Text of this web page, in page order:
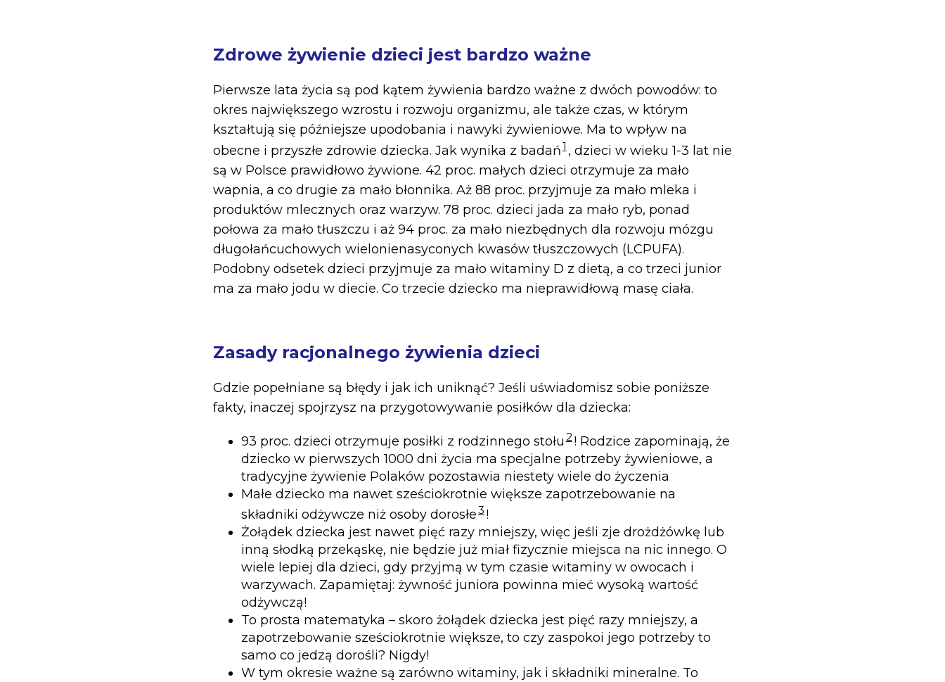
Zdrowe żywienie dzieci jest bardzo ważne
Pierwsze lata życia są pod kątem żywienia bardzo ważne z dwóch powodów: to
okres największego wzrostu i rozwoju organizmu, ale także czas, w którym
kształtują się późniejsze upodobania i nawyki żywieniowe. Ma to wpływ na
obecne i przyszłe zdrowie dziecka. Jak wynika z badań1 , dzieci w wieku 1-3 lat nie
są w Polsce prawidłowo żywione. 42 proc. małych dzieci otrzymuje za mało
wapnia, a co drugie za mało błonnika. Aż 88 proc. przyjmuje za mało mleka i
produktów mlecznych oraz warzyw. 78 proc. dzieci jada za mało ryb, ponad
połowa za mało tłuszczu i aż 94 proc. za mało niezbędnych dla rozwoju mózgu
długołańcuchowych wielonienasyconych kwasów tłuszczowych (LCPUFA).
Podobny odsetek dzieci przyjmuje za mało witaminy D z dietą, a co trzeci junior
ma za mało jodu w diecie. Co trzecie dziecko ma nieprawidłową masę ciała.
Zasady racjonalnego żywienia dzieci
Gdzie popełniane są błędy i jak ich uniknąć? Jeśli uświadomisz sobie poniższe
fakty, inaczej spojrzysz na przygotowywanie posiłków dla dziecka:
93 proc. dzieci otrzymuje posiłki z rodzinnego stołu 2! Rodzice zapominają, że
dziecko w pierwszych 1000 dni życia ma specjalne potrzeby żywieniowe, a
tradycyjne żywienie Polaków pozostawia niestety wiele do życzenia
Małe dziecko ma nawet sześciokrotnie większe zapotrzebowanie na
składniki odżywcze niż osoby dorosłe3 !
Żołądek dziecka jest nawet pięć razy mniejszy, więc jeśli zje drożdżówkę lub
inną słodką przekąskę, nie będzie już miał fizycznie miejsca na nic innego. O
wiele lepiej dla dzieci, gdy przyjmą w tym czasie witaminy w owocach i
warzywach. Zapamiętaj: żywność juniora powinna mieć wysoką wartość
odżywczą!
To prosta matematyka – skoro żołądek dziecka jest pięć razy mniejszy, a
zapotrzebowanie sześciokrotnie większe, to czy zaspokoi jego potrzeby to
samo co jedzą dorośli? Nigdy!
W tym okresie ważne są zarówno witaminy, jak i składniki mineralne. To